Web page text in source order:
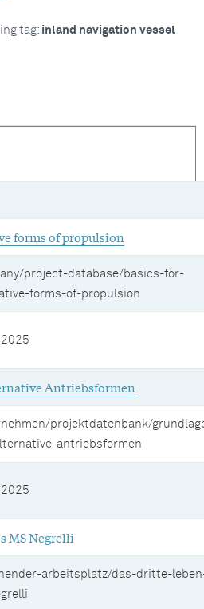
tag: inland navigation vessel
forms of propulsion
project-database/basics-for-
forms-of-propulsion
Antriebsformen
projektdatenbank/
antriebsformen
MS Negrelli
arbeitsplatz/das-dritte-